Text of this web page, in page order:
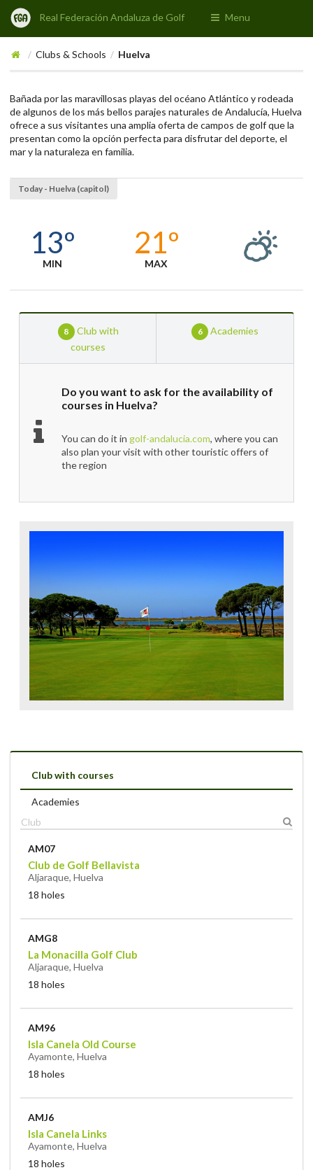
Real Federación Andaluza de Golf Menu
/ Clubs & Schools / Huelva
Bañada por las maravillosas playas del océano Atlántico y rodeada
de algunos de los más bellos parajes naturales de Andalucía, Huelva
ofrece a sus visitantes una amplia oferta de campos de golf que la
presentan como la opción perfecta para disfrutar del deporte, el
mar y la naturaleza en familia.
Today - Huelva (capitol)
13º
MIN
21º
MAX
8 Club with
courses
6 Academies
Do you want to ask for the availability of
courses in Huelva?
You can do it in golf-andalucia.com, where you can
also plan your visit with other touristic offers of
the region
Club with courses
Academies
AM07
Club de Golf Bellavista
Aljaraque, Huelva
18 holes
AMG8
La Monacilla Golf Club
Aljaraque, Huelva
18 holes
AM96
Isla Canela Old Course
Ayamonte, Huelva
18 holes
AMJ6
Isla Canela Links
Ayamonte, Huelva
18 holes